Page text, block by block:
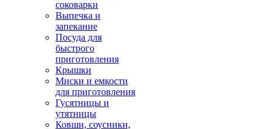
соковарки
Выпечка и
запекание
Посуда для
быстрого
приготовления
Крышки
Миски и емкости
для приготовления
Гусятницы и
утятницы
Ковши, соусники,